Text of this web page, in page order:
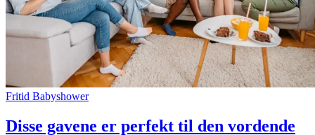
Fritid Babyshower
Disse gavene er perfekt til den vordende